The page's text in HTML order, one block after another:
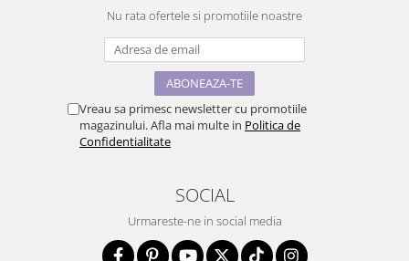
Nu rata ofertele si promotiile noastre
Vreau sa primesc newsletter cu promotiile
magazinului. Afla mai multe in Politica de
Confidentialitate
SOCIAL
Urmareste-ne in social media